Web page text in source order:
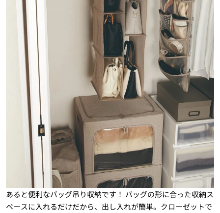
あると便利なバッグ吊り収納です！ バッグの形に合った収納ス
ペースに入れるだけだから、出し入れが簡単。クローゼットで